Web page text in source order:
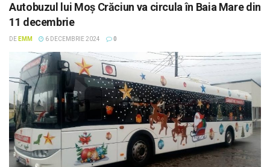
Autobuzul lui Moș Crăciun va circula în Baia Mare din
11 decembrie
DE EMM 6 DECEMBRIE 2024 0